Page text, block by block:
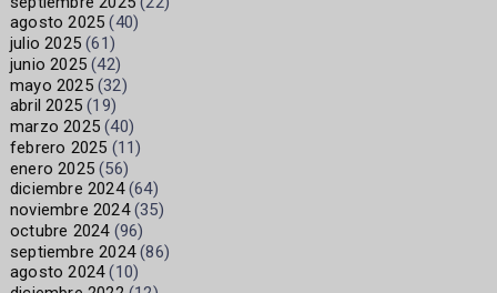
agosto 2025 (40)
julio 2025 (61)
junio 2025 (42)
mayo 2025(32)
abril 2025 (19)
marzo 2025 (40)
febrero 2025 (11)
enero 2025 (56)
diciembre 2024(64)
noviembre 2024(35)
octubre 2024(96)
septiembre 2024(86)
agosto 2024(10)